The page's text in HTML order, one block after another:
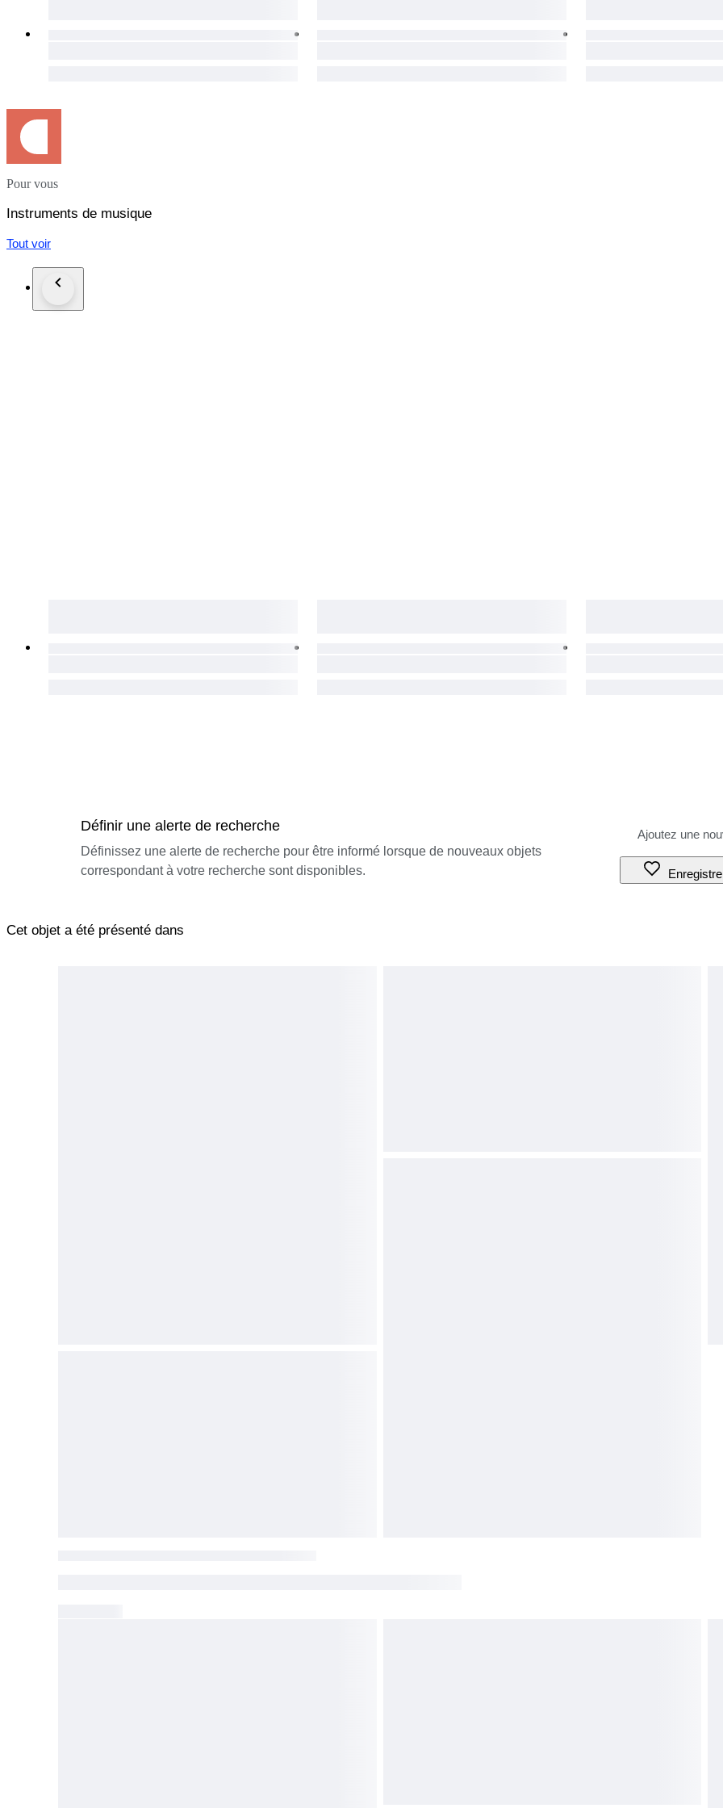
Pour vous
Instruments de musique
Tout voir
Définir une alerte de recherche
Définissez une alerte de recherche pour être informé lorsque de nouveaux objets
correspondant à votre recherche sont disponibles.
Cet objet a été présenté dans